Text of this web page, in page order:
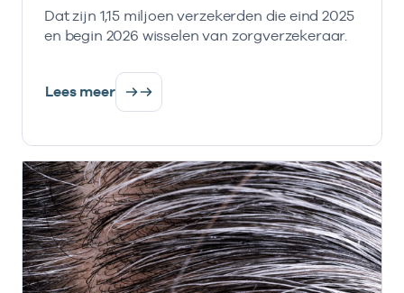
Dat zijn 1,15 miljoen verzekerden die eind 2025
en begin 2026 wisselen van zorgverzekeraar.
Lees meer